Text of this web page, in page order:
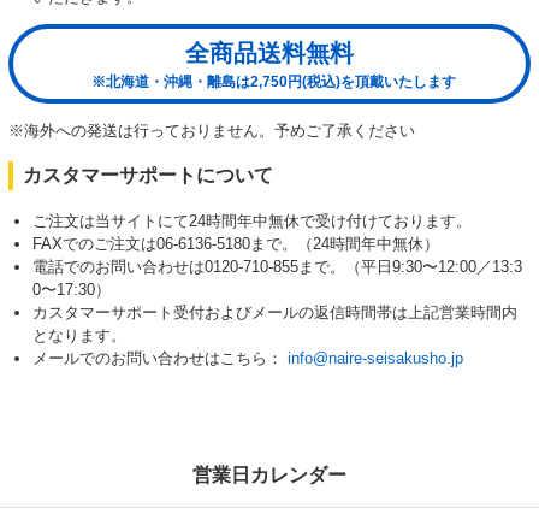
全商品送料無料
※北海道・沖縄・離島は2,750円(税込)を頂戴いたします
※海外への発送は行っておりません。予めご了承ください
カスタマーサポートについて
ご注文は当サイトにて24時間年中無休で受け付けております。
FAXでのご注文は06-6136-5180まで。（24時間年中無休）
電話でのお問い合わせは0120-710-855まで。（平日9:30〜12:00／13:3
0〜17:30）
カスタマーサポート受付およびメールの返信時間帯は上記営業時間内
となります。
メールでのお問い合わせはこちら： info@naire-seisakusho.jp
営業日カレンダー